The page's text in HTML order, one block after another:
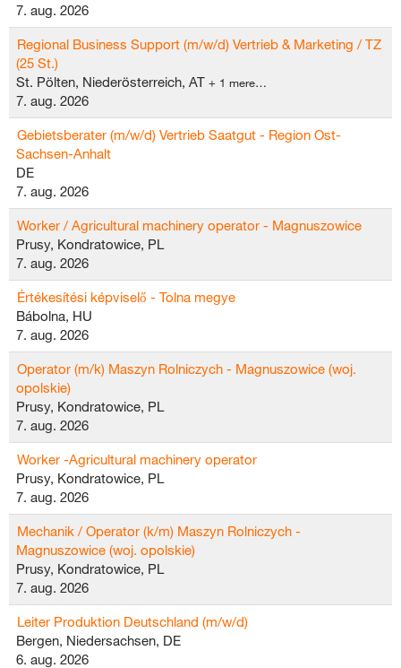
7. aug. 2026
Regional Business Support (m/w/d) Vertrieb & Marketing / TZ
(25 St.)
St. Pölten, Niederösterreich, AT + 1 mere…
7. aug. 2026
Gebietsberater (m/w/d) Vertrieb Saatgut - Region Ost-
Sachsen-Anhalt
DE
7. aug. 2026
Worker / Agricultural machinery operator - Magnuszowice
Prusy, Kondratowice, PL
7. aug. 2026
Értékesítési képviselő - Tolna megye
Bábolna, HU
7. aug. 2026
Operator (m/k) Maszyn Rolniczych - Magnuszowice (woj.
opolskie)
Prusy, Kondratowice, PL
7. aug. 2026
Worker -Agricultural machinery operator
Prusy, Kondratowice, PL
7. aug. 2026
Mechanik / Operator (k/m) Maszyn Rolniczych -
Magnuszowice (woj. opolskie)
Prusy, Kondratowice, PL
7. aug. 2026
Leiter Produktion Deutschland (m/w/d)
Bergen, Niedersachsen, DE
6. aug. 2026